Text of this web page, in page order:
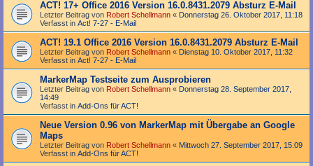
ACT! 17+ Office 2016 Version 16.0.8431.2079 Absturz E-Mail
Letzter Beitrag von Robert Schellmann « Donnerstag 26. Oktober 2017, 11:18
Verfasst in Act! 7-27 - E-Mail
ACT! 19.1 Office 2016 Version 16.0.8431.2079 Absturz E-Mail
Letzter Beitrag von Robert Schellmann « Dienstag 10. Oktober 2017, 11:32
Verfasst in Act! 7-27 - E-Mail
MarkerMap Testseite zum Ausprobieren
Letzter Beitrag von Robert Schellmann « Donnerstag 28. September 2017,
14:49
Verfasst in Add-Ons für ACT!
Neue Version 0.96 von MarkerMap mit Übergabe an Google
Maps
Letzter Beitrag von Robert Schellmann « Mittwoch 27. September 2017, 15:09
Verfasst in Add-Ons für ACT!